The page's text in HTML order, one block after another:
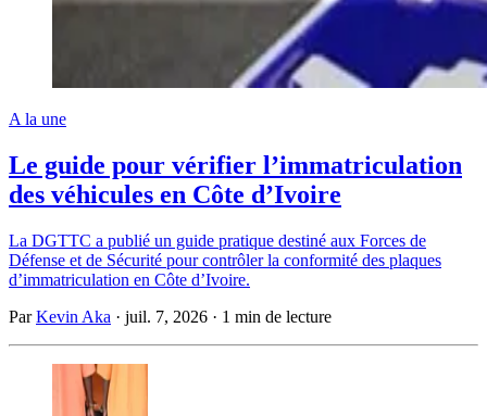
A la une
Le guide pour vérifier l’immatriculation
des véhicules en Côte d’Ivoire
La DGTTC a publié un guide pratique destiné aux Forces de
Défense et de Sécurité pour contrôler la conformité des plaques
d’immatriculation en Côte d’Ivoire.
ParKevin Aka · juil. 7, 2026 · 1 min de lecture